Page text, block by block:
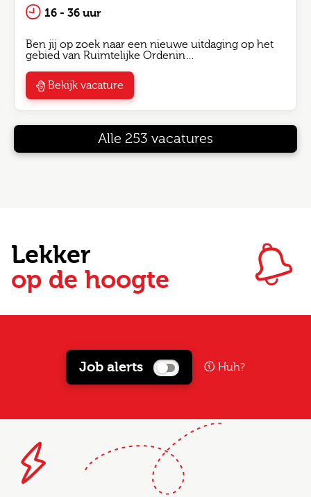
16 - 36 uur
Ben jij op zoek naar een nieuwe uitdaging op het
gebied van Ruimtelijke Ordenin…
Bekijk vacature
Alle 253 vacatures
Lekker
op de hoogte
Job alerts Huh?